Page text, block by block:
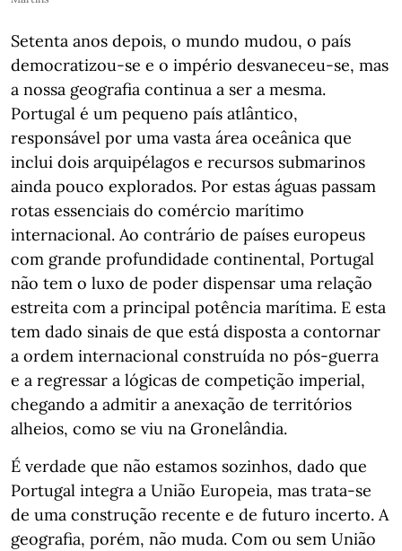
Setenta anos depois, o mundo mudou, o país
democratizou-se e o império desvaneceu-se, mas
a nossa geografia continua a ser a mesma.
Portugal é um pequeno país atlântico,
responsável por uma vasta área oceânica que
inclui dois arquipélagos e recursos submarinos
ainda pouco explorados. Por estas águas passam
rotas essenciais do comércio marítimo
internacional. Ao contrário de países europeus
com grande profundidade continental, Portugal
não tem o luxo de poder dispensar uma relação
estreita com a principal potência marítima. E esta
tem dado sinais de que está disposta a contornar
a ordem internacional construída no pós-guerra
e a regressar a lógicas de competição imperial,
chegando a admitir a anexação de territórios
alheios, como se viu na Gronelândia.
É verdade que não estamos sozinhos, dado que
Portugal integra a União Europeia, mas trata-se
de uma construção recente e de futuro incerto. A
geografia, porém, não muda. Com ou sem União